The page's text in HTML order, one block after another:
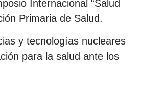
Internacional “Salud
Primaria de Salud.
y tecnologías nucleares
para la salud ante los